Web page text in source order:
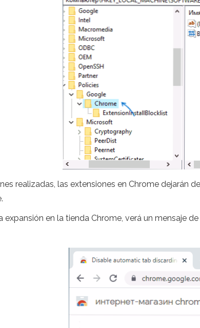
realizadas, las extensiones en Chrome dejarán
expansión en la tienda Chrome, verá un mensaje